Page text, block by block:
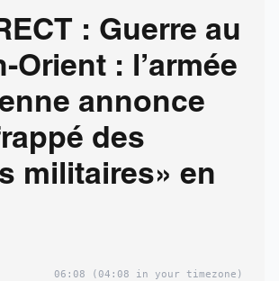
: Guerre au
Orient : l’armée
annonce
des
militaires» en
06:08 (04:08 in your timezone)